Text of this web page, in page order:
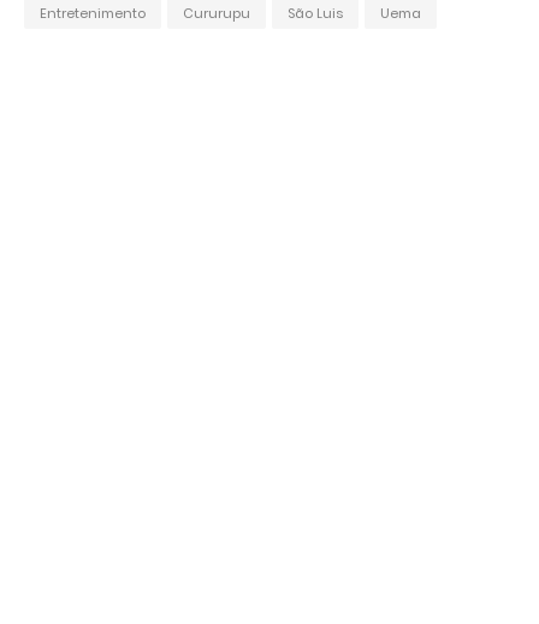
Entretenimento
Cururupu São Luis Uema